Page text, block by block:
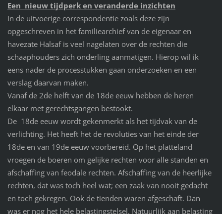
Een nieuw tijdperk en veranderde inzichten
In de uitvoerige correspondentie zoals deze zijn
opgeschreven in het familiearchief van de eigenaar en
havezate Halsaf is veel nagelaten over de rechten die
schaaphouders zich onderling aanmatigen. Hierop wil ik
eens nader de processtukken gaan onderzoeken en een
verslag daarvan maken.
Vanaf de 2de helft van de 18de eeuw hebben de heren
elkaar met gerechtsgangen bestookt.
De 18de eeuw wordt gekenmerkt als het tijdvak van de
verlichting. Het heeft het de revoluties van het einde der
18de en van 19de eeuw voorbereid. Op het platteland
vroegen de boeren om gelijke rechten voor alle standen en
afschaffing van feodale rechten. Afschaffing van de heerlijke
rechten, dat was toch heel wat; een zaak van nooit gedacht
en toch gekregen. Ook de tienden waren afgeschaft. Dan
was er nog het hele belastingstelsel. Natuurlijk aan belasting